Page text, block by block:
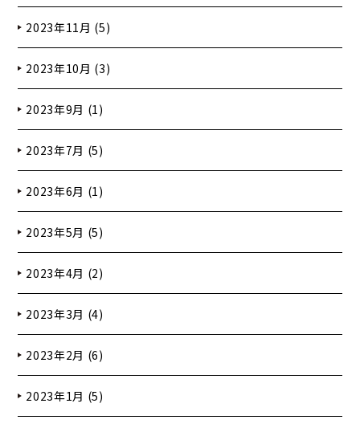
2023年11月 (5)
2023年10月 (3)
2023年9月 (1)
2023年7月 (5)
2023年6月 (1)
2023年5月 (5)
2023年4月 (2)
2023年3月 (4)
2023年2月 (6)
2023年1月 (5)